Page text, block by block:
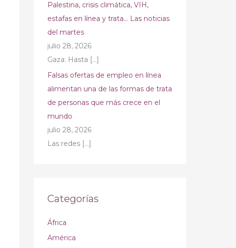
Palestina, crisis climática, VIH,
estafas en línea y trata… Las noticias
del martes
julio 28, 2026
Gaza: Hasta […]
Falsas ofertas de empleo en línea
alimentan una de las formas de trata
de personas que más crece en el
mundo
julio 28, 2026
Las redes […]
Categorías
África
América